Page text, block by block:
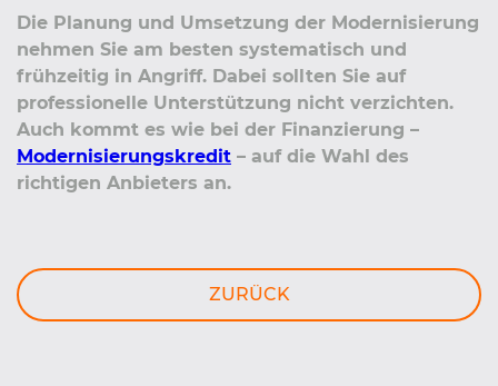
Die Planung und Umsetzung der Modernisierung
nehmen Sie am besten systematisch und
frühzeitig in Angriff. Dabei sollten Sie auf
professionelle Unterstützung nicht verzichten.
Auch kommt es wie bei der Finanzierung –
Modernisierungskredit – auf die Wahl des
richtigen Anbieters an.
ZURÜCK